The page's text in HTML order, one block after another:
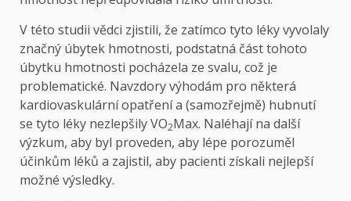
V této studii vědci zjistili, že zatímco tyto léky vyvolaly
značný úbytek hmotnosti, podstatná část tohoto
úbytku hmotnosti pocházela ze svalu, což je
problematické. Navzdory výhodám pro některá
kardiovaskulární opatření a (samozřejmě) hubnutí
se tyto léky nezlepšily VO2Max. Naléhají na další
výzkum, aby byl proveden, aby lépe porozuměl
účinkům léků a zajistil, aby pacienti získali nejlepší
možné výsledky.